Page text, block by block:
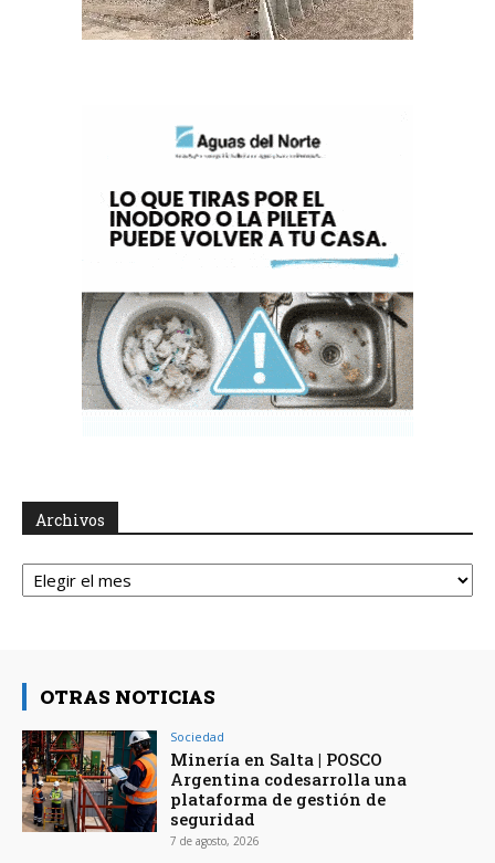
Archivos
Archivos
OTRAS NOTICIAS
Sociedad
Minería en Salta | POSCO
Argentina codesarrolla una
plataforma de gestión de
seguridad
7 de agosto, 2026